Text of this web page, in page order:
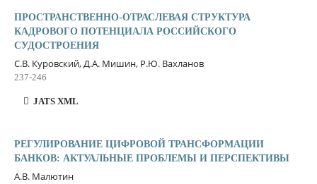
ПРОСТРАНСТВЕННО-ОТРАСЛЕВАЯ СТРУКТУРА
КАДРОВОГО ПОТЕНЦИАЛА РОССИЙСКОГО
СУДОСТРОЕНИЯ
С.В. Куровский, Д.А. Мишин, Р.Ю. Вахланов
237-246
JATS XML
РЕГУЛИРОВАНИЕ ЦИФРОВОЙ ТРАНСФОРМАЦИИ
БАНКОВ: АКТУАЛЬНЫЕ ПРОБЛЕМЫ И ПЕРСПЕКТИВЫ
А.В. Малютин